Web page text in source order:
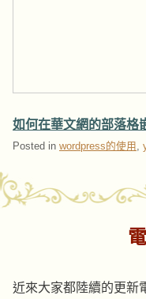
如何在華文網的部落格
Posted in wordpress的使用 ,
近來大家都陸續的更新